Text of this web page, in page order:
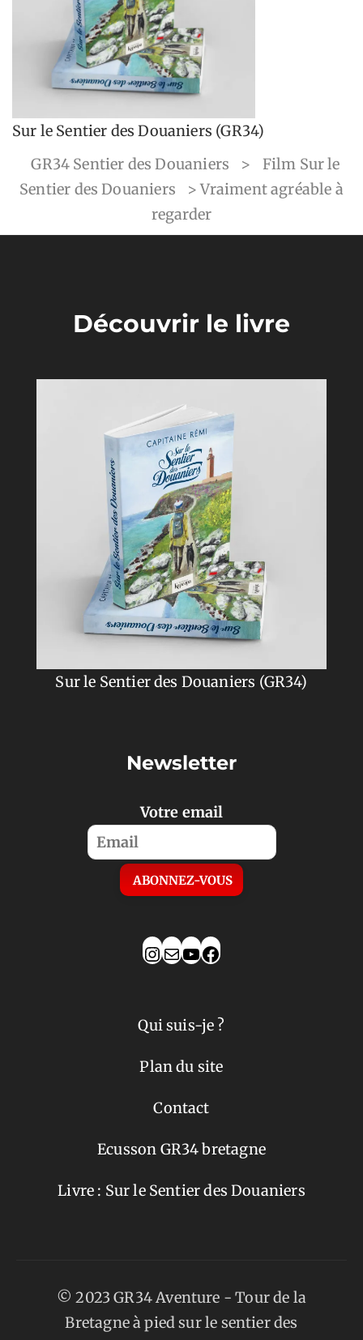
Sur le Sentier des Douaniers (GR34)
GR34 Sentier des Douaniers
>
Film Sur le
Sentier des Douaniers
>Vraiment agréable à
regarder
Découvrir le livre
Sur le Sentier des Douaniers (GR34)
Newsletter
Votre email
Qui suis-je ?
Plan du site
Contact
Ecusson GR34 bretagne
Livre : Sur le Sentier des Douaniers
© 2023 GR34 Aventure - Tour de la
Bretagne à pied sur le sentier des